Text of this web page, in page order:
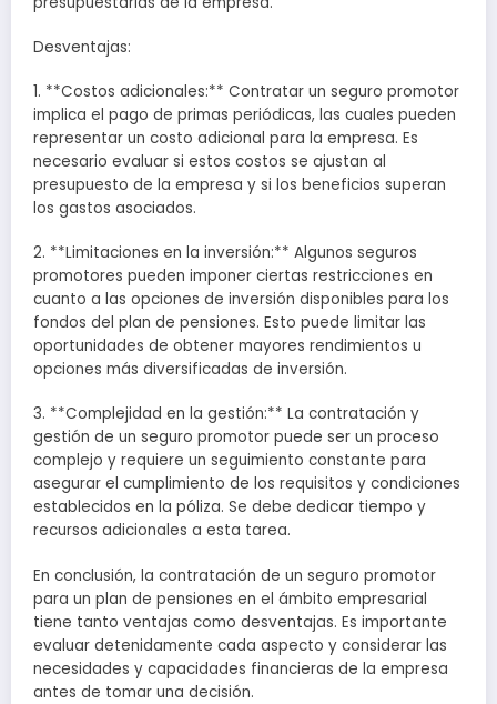
Desventajas:
1. **Costos adicionales:** Contratar un seguro promotor
implica el pago de primas periódicas, las cuales pueden
representar un costo adicional para la empresa. Es
necesario evaluar si estos costos se ajustan al
presupuesto de la empresa y si los beneficios superan
los gastos asociados.
2. **Limitaciones en la inversión:** Algunos seguros
promotores pueden imponer ciertas restricciones en
cuanto a las opciones de inversión disponibles para los
fondos del plan de pensiones. Esto puede limitar las
oportunidades de obtener mayores rendimientos u
opciones más diversificadas de inversión.
3. **Complejidad en la gestión:** La contratación y
gestión de un seguro promotor puede ser un proceso
complejo y requiere un seguimiento constante para
asegurar el cumplimiento de los requisitos y condiciones
establecidos en la póliza. Se debe dedicar tiempo y
recursos adicionales a esta tarea.
En conclusión, la contratación de un seguro promotor
para un plan de pensiones en el ámbito empresarial
tiene tanto ventajas como desventajas. Es importante
evaluar detenidamente cada aspecto y considerar las
necesidades y capacidades financieras de la empresa
antes de tomar una decisión.